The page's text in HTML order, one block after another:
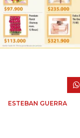
ESTEBAN GUERRA